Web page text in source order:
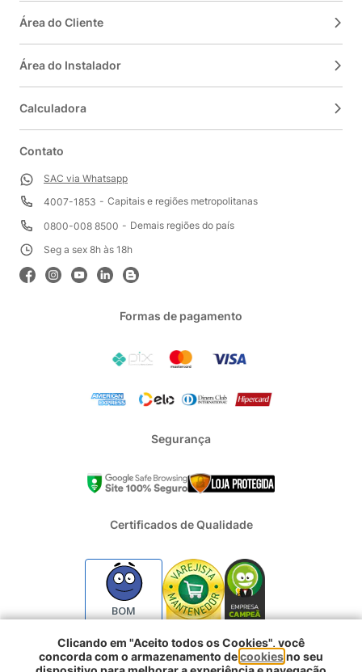
Área do Cliente
Área do Instalador
Calculadora
Contato
SAC via Whatsapp
4007-1853
Capitais e regiões metropolitanas
0800-008 8500
Demais regiões do país
Seg a sex 8h às 18h
Formas de pagamento
Segurança
Certificados de Qualidade
BOM
2024 - Todos os direitos reservados | REFRIGERACAO DUFRIO
Clicando em "Aceito todos os Cookies", você
concorda com o armazenamento decookiesno seu